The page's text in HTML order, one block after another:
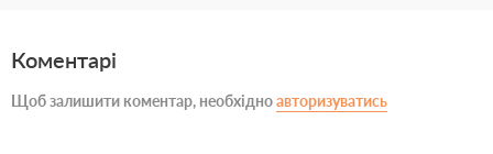
Коментарі
Щоб залишити коментар, необхідноавторизуватись